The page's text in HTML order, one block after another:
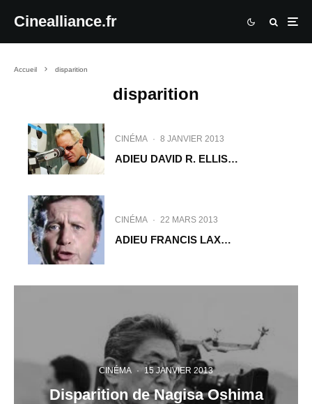
Cinealliance.fr
Accueil disparition
disparition
CINÉMA · 8 JANVIER 2013
ADIEU DAVID R. ELLIS…
CINÉMA · 22 MARS 2013
ADIEU FRANCIS LAX…
CINÉMA · 15 JANVIER 2013
Disparition de Nagisa Oshima